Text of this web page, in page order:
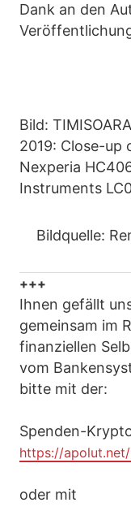
Dank an den
Bild:
2019: Close-up
Nexperia
Instruments
Bildquelle:
+++
Ihnen gefällt
gemeinsam im
finanziellen
vom
bitte mit der:
Spenden-
https://
oder mit